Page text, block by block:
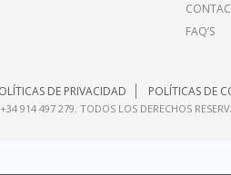
FAQ’S
DE PRIVACIDAD POLÍTICAS DE
914 497 279. TODOS LOS DERECHOS